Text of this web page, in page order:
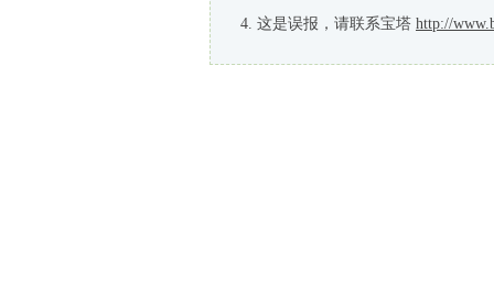
这是误报，请联系宝塔 http://